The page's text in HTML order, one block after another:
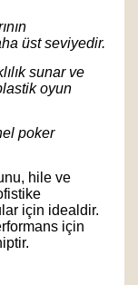
üst seviyedir.
sunar ve
oyun
poker
hile ve
için idealdir.
için